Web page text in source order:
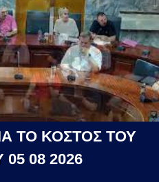
ΤΟ ΚΟΣΤΟΣ ΤΟΥ
08 2026